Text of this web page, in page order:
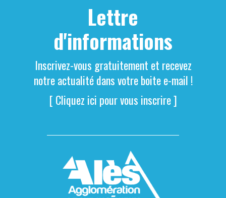
Lettre
d'informations
Inscrivez-vous gratuitement et recevez
notre actualité dans votre boite e-mail !
[ Cliquez ici pour vous inscrire ]